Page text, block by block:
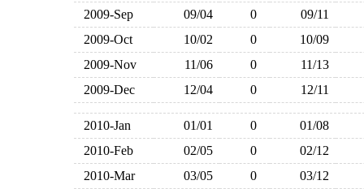
2009-Sep
09/04 0
09/11
2009-Oct
10/02 0
10/09
2009-Nov
11/06 0
11/13
2009-Dec
12/04 0 12/11
2010-Jan 01/01 0
01/08
2010-Feb
02/05 0
02/12
2010-Mar
03/05 0
03/12